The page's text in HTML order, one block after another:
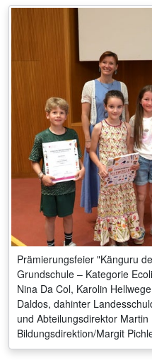
Prämierungsfeier "Känguru
Grundschule – Kategorie
Nina Da Col, Karolin
Daldos, dahinter
und Abteilungsdirektor
Bildungsdirektion/Margit